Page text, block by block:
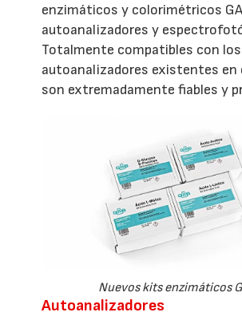
enzimáticos y colorimétricos
autoanalizadores y
Totalmente compatibles con los
autoanalizadores existentes en
son extremadamente fiables y
Nuevos kits enzimáticos
Autoanalizadores